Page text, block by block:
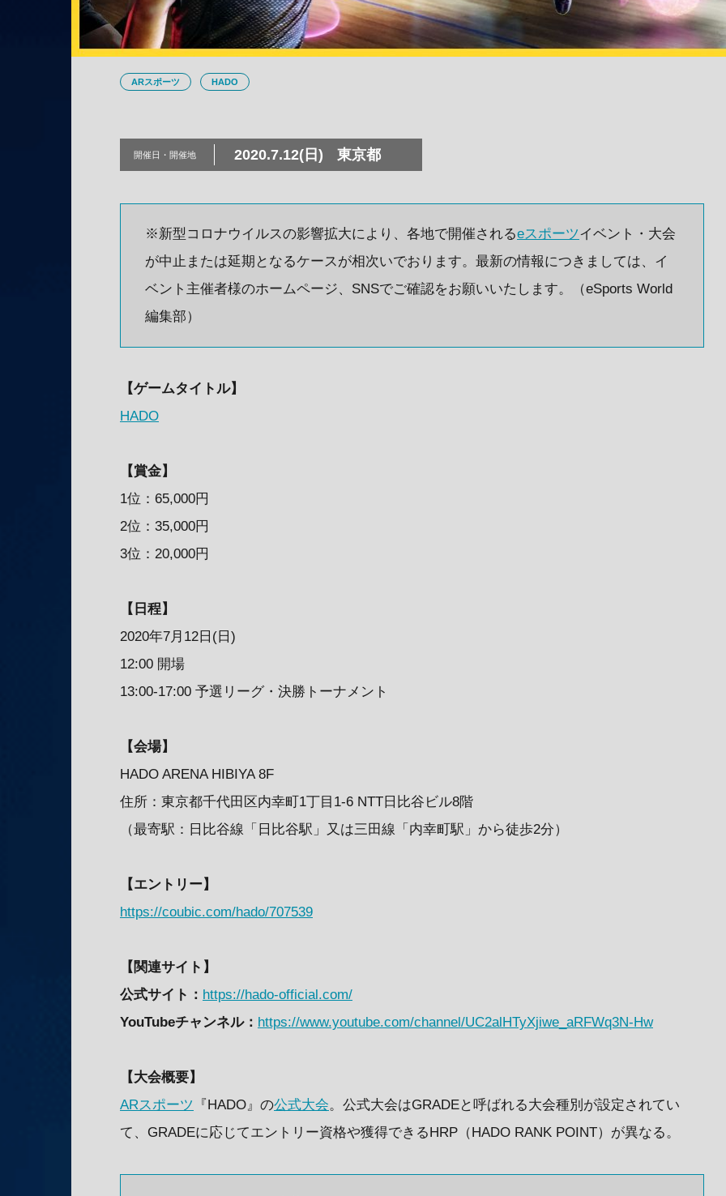
ARスポーツ HADO
開催日・ 開催地 2020.7.12(日) 東京都
※新型コロナウイルスの影響拡大により、各地で開催されるeスポーツイベント・大会
が中止または延期となるケースが相次いでおります。最新の情報につきましては、イ
ベント主催者様のホームページ、SNSでご確認をお願いいたします。（eSports World
編集部）
【ゲームタイトル】
HADO
【賞金】
1位：65,000円
2位：35,000円
3位：20,000円
【日程】
2020年7月12日(日)
12:00 開場
13:00-17:00 予選リーグ・決勝トーナメント
【会場】
HADO ARENA HIBIYA 8F
住所：東京都千代田区内幸町1丁目1-6 NTT日比谷ビル8階
（最寄駅：日比谷線「日比谷駅」又は三田線「内幸町駅」から徒歩2分）
【エントリー】
https://coubic.com/hado/707539
【関連サイト】
公式サイト： https://hado-official.com/
YouTubeチャンネル： https://www.youtube.com/channel/UC2alHTyXjiwe_aRFWq3N-Hw
【大会概要】
ARスポーツ
『HADO』の公式大会。公式大会はGRADEと呼ばれる大会種別が設定されてい
て、GRADEに応じてエントリー資格や獲得できるHRP（HADO RANK POINT）が異なる。